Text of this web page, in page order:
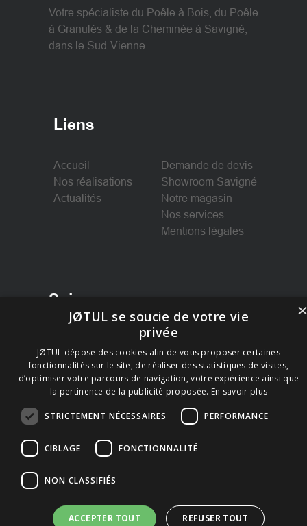
Votre spécialiste du Poêle à Bois, du Poêle
à Granulés & de la Cheminée à Savigné,
dans le Sud-Vienne
Liens
Accueil
Nos réalisations
Actualités
Demande de devis
Showroom Savigné
Notre magasin
Nos services
Mentions légales
Suivez-nous
JØTUL se soucie de votre vie
privée
JØTUL dépose des cookies afin de vous proposer certaines
fonctionnalités sur le site, de réaliser des statistiques de visites,
d’optimiser votre parcours de navigation, votre expérience ainsi que
la pertinence de la publicité proposée. En savoir plus
STRICTEMENT NÉCESSAIRES PERFORMANCE
CIBLAGE FONCTIONNALITÉ
NON CLASSIFIÉS
ACCEPTER TOUT REFUSER TOUT